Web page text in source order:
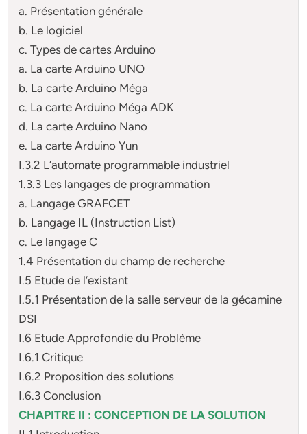
a. Présentation générale
b. Le logiciel
c. Types de cartes Arduino
a. La carte Arduino UNO
b. La carte Arduino Méga
c. La carte Arduino Méga ADK
d. La carte Arduino Nano
e. La carte Arduino Yun
I.3.2 L’automate programmable industriel
1.3.3 Les langages de programmation
a. Langage GRAFCET
b. Langage IL (Instruction List)
c. Le langage C
1.4 Présentation du champ de recherche
I.5 Etude de l’existant
I.5.1 Présentation de la salle serveur de la gécamine
DSI
I.6 Etude Approfondie du Problème
I.6.1 Critique
I.6.2 Proposition des solutions
I.6.3 Conclusion
CHAPITRE II : CONCEPTION DE LA SOLUTION